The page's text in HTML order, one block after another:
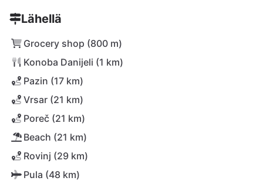
Lähellä
Grocery shop (800 m)
Konoba Danijeli (1 km)
Pazin (17 km)
Vrsar (21 km)
Poreč (21 km)
Beach (21 km)
Rovinj (29 km)
Pula (48 km)